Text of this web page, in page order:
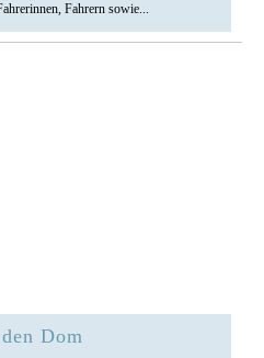
Fahrern sowie...
Dom